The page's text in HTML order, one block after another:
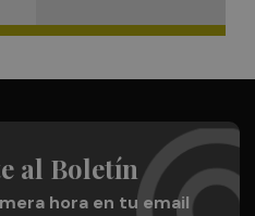
al Boletín
hora en tu email